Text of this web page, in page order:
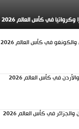
في كأس العالم 2026 والقنوات الناقلة
موعد مباراة البرتغال والكونغو في كأس العالم 2026
موعد مباراة النمسا والأردن في كأس العالم 2026
موعد مباراة الأرجنتين والجزائر في كأس العالم 2026